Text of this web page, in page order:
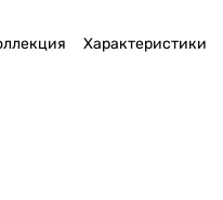
Характеристики